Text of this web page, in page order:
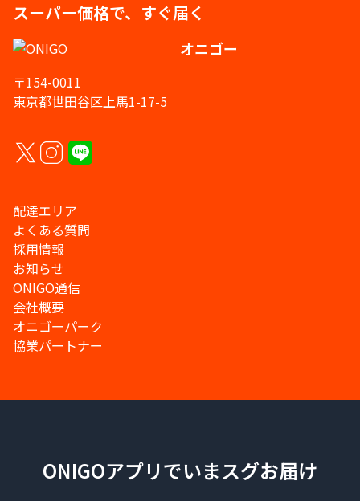
スーパー価格で、すぐ届く
オニゴー
〒154-0011
東京都世田谷区上馬1-17-5
配達エリア
よくある質問
採用情報
お知らせ
ONIGO通信
会社概要
オニゴーパーク
協業パートナー
ONIGOアプリでいまスグお届け